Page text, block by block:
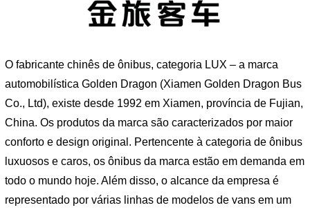
O fabricante chinês de ônibus, categoria LUX – a marca
automobilística Golden Dragon (Xiamen Golden Dragon Bus
Co., Ltd), existe desde 1992 em Xiamen, província de Fujian,
China. Os produtos da marca são caracterizados por maior
conforto e design original. Pertencente à categoria de ônibus
luxuosos e caros, os ônibus da marca estão em demanda em
todo o mundo hoje. Além disso, o alcance da empresa é
representado por várias linhas de modelos de vans em um